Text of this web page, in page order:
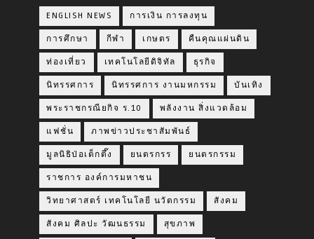
ENGLISH NEWS การเงิน การลงทุน
การศึกษา กีฬา เกษตร คืนคุณแผ่นดิน
ท่องเที่ยว เทคโนโลยีดิจิทัล ธุรกิจ
นิทรรศการ นิทรรศการ งานมหกรรม บันเทิง
พระราชกรณียกิจ ร.10 พลังงาน สิ่งแวดล้อม
แฟชั่น ภาพข่าวประชาสัมพันธ์
มูลนิธิป่อเต็กตึ๊ง ยนตรกรร ยนตรกรรม
ราชการ องค์การมหาชน
วิทยาศาสตร์ เทคโนโลยี นวัตกรรม สังคม
สังคม ศิลปะ วัฒนธรรม สุขภาพ